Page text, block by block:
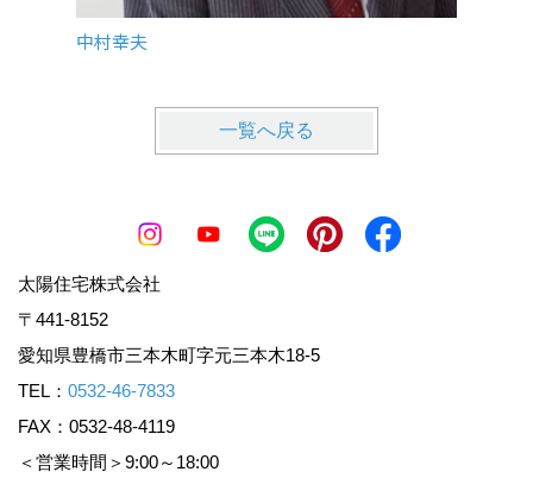
中村幸夫
一覧へ戻る
太陽住宅株式会社
〒441-8152
愛知県豊橋市三本木町字元三本木18-5
TEL： 0532-46-7833
FAX：0532-48-4119
＜営業時間＞9:00～18:00